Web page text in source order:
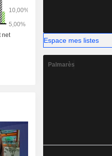
Espace mes listes
Palmarès